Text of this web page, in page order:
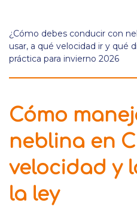
¿Cómo debes conducir con
usar, a qué velocidad ir y qué
práctica para invierno 2026
Cómo
neblina en
velocidad y
la ley